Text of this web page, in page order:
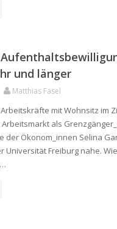
und länger
Matthias Fasel
mit Wohnsitz im
als
der Ökonom_innen Selina
Universität Freiburg nahe.